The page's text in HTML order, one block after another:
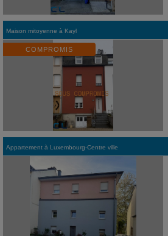
Maison mitoyenne à Kayl
COMPROMIS
Appartement à Luxembourg-Centre ville